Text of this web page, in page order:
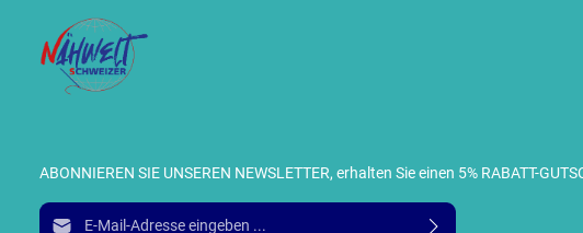
ABONNIEREN SIE UNSEREN NEWSLETTER, erhalten Sie einen 5% RABATT-
E-Mail-Adresse*